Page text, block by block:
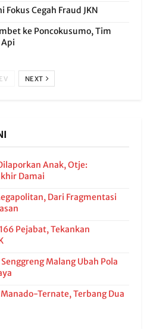
Fokus Cegah Fraud JKN
ke Poncokusumo, Tim
NEXT
Anak, Otje:
Damai
Dari Fragmentasi
Pejabat, Tekankan
Malang Ubah Pola
Ternate, Terbang Dua